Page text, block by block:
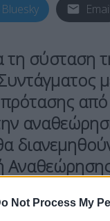
Not Process My
Bluesky Email
σύσταση
της